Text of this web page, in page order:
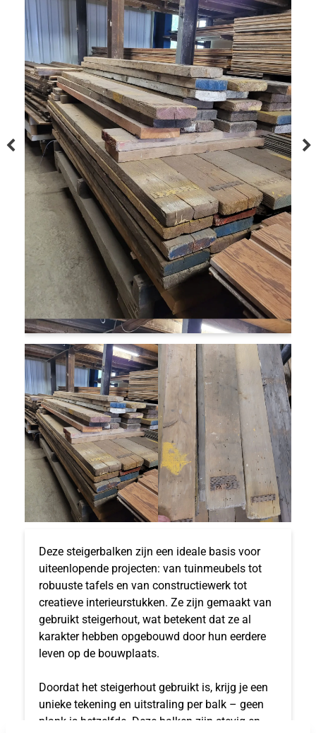
Deze steigerbalken zijn een ideale basis voor
uiteenlopende projecten: van tuinmeubels tot
robuuste tafels en van constructiewerk tot
creatieve interieurstukken. Ze zijn gemaakt van
gebruikt steigerhout, wat betekent dat ze al
karakter hebben opgebouwd door hun eerdere
leven op de bouwplaats.
Doordat het steigerhout gebruikt is, krijg je een
unieke tekening en uitstraling per balk – geen
plank is hetzelfde. Deze balken zijn stevig en